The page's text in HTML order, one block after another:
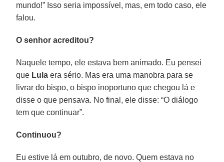
mundo!” Isso seria impossível, mas, em todo caso, ele
falou.
O senhor acreditou?
Naquele tempo, ele estava bem animado. Eu pensei
que Lula era sério. Mas era uma manobra para se
livrar do bispo, o bispo inoportuno que chegou lá e
disse o que pensava. No final, ele disse: “O diálogo
tem que continuar”.
Continuou?
Eu estive lá em outubro, de novo. Quem estava no